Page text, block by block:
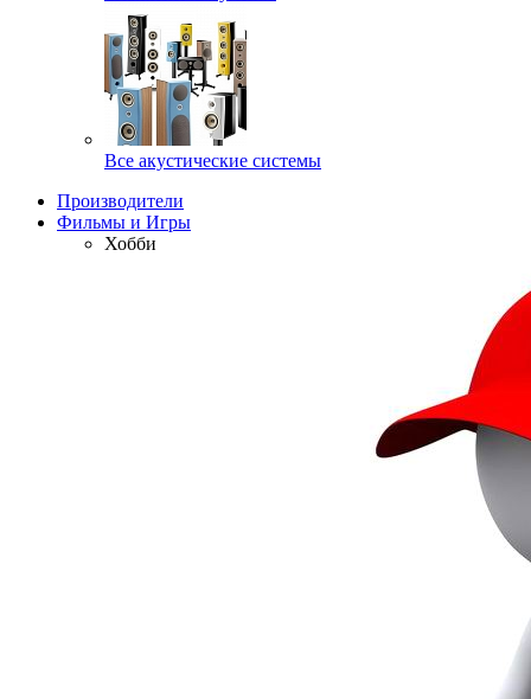
Все акустические системы
Производители
Фильмы и Игры
Хобби